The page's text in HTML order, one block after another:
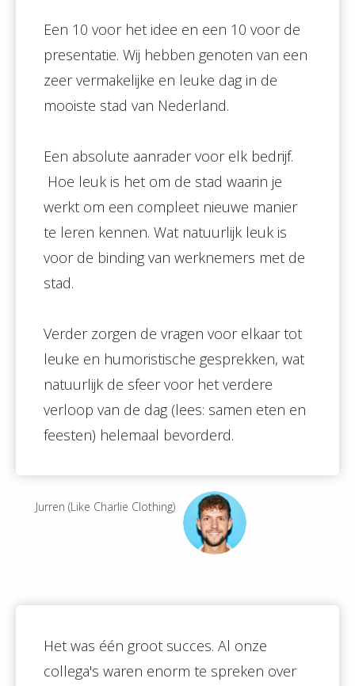
Een 10 voor het idee en een 10 voor de
presentatie. Wij hebben genoten van een
zeer vermakelijke en leuke dag in de
mooiste stad van Nederland.
Een absolute aanrader voor elk bedrijf.
Hoe leuk is het om de stad waarin je
werkt om een compleet nieuwe manier
te leren kennen. Wat natuurlijk leuk is
voor de binding van werknemers met de
stad.
Verder zorgen de vragen voor elkaar tot
leuke en humoristische gesprekken, wat
natuurlijk de sfeer voor het verdere
verloop van de dag (lees: samen eten en
feesten) helemaal bevorderd.
Jurren (Like Charlie Clothing)
Het was één groot succes. Al onze
collega's waren enorm te spreken over